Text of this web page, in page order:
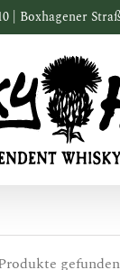
| Boxhagener